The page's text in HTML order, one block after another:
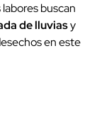
buscan
de lluviasy
en este